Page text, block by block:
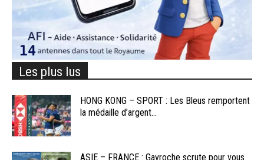
Les plus lus
HONG KONG – SPORT : Les Bleus remportent
la médaille d’argent...
ASIE – FRANCE : Gavroche scrute pour vous